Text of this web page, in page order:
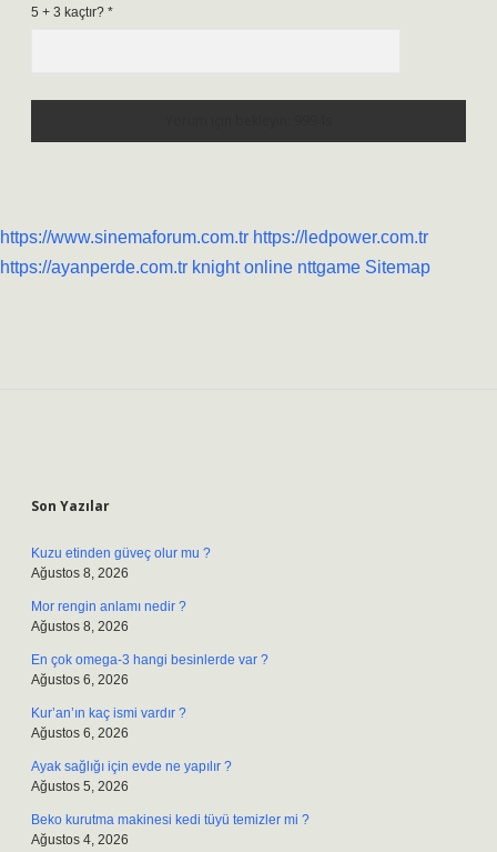
5 + 3 kaçtır? *
https://www.sinemaforum.com.tr https://ledpower.com.tr
https://ayanperde.com.tr knight online nttgame Sitemap
Son Yazılar
Kuzu etinden güveç olur mu ?
Ağustos 8, 2026
Mor rengin anlamı nedir ?
Ağustos 8, 2026
En çok omega-3 hangi besinlerde var ?
Ağustos 6, 2026
Kur’an’ın kaç ismi vardır ?
Ağustos 6, 2026
Ayak sağlığı için evde ne yapılır ?
Ağustos 5, 2026
Beko kurutma makinesi kedi tüyü temizler mi ?
Ağustos 4, 2026